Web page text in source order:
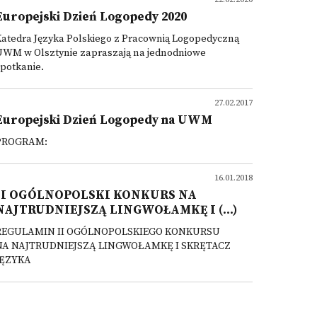
Dzień Logopedy 2020
Języka Polskiego z Pracownią Logopedyczną
w Olsztynie zapraszają na jednodniowe
27.02.2017
Dzień Logopedy na UWM
16.01.2018
OGÓLNOPOLSKI KONKURS NA
LINGWOŁAMKĘ I (...)
II OGÓLNOPOLSKIEGO KONKURSU
NAJTRUDNIEJSZĄ LINGWOŁAMKĘ I SKRĘTACZ